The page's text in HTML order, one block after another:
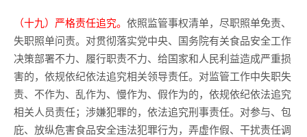
（十九）严格责任追究。 依照监管事权清单，尽职照单免责、
失职照单问责。对贯彻落实党中央、国务院有关食品安全工作
决策部署不力、履行职责不力、给国家和人民利益造成严重损
害的，依规依纪依法追究相关领导责任。对监管工作中失职失
责、不作为、乱作为、慢作为、假作为的，依规依纪依法追究
相关人员责任；涉嫌犯罪的，依法追究刑事责任。对参与、包
庇、放纵危害食品安全违法犯罪行为，弄虚作假、干扰责任调